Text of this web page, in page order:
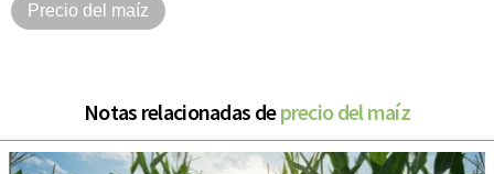
Precio del maíz
Notas relacionadas deprecio del maíz